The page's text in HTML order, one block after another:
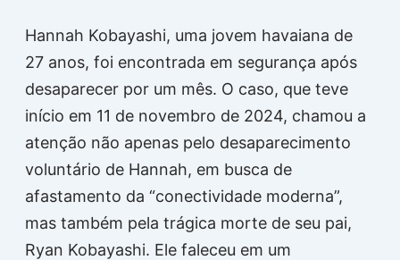
Hannah Kobayashi, uma jovem havaiana de
27 anos, foi encontrada em segurança após
desaparecer por um mês. O caso, que teve
início em 11 de novembro de 2024, chamou a
atenção não apenas pelo desaparecimento
voluntário de Hannah, em busca de
afastamento da “conectividade moderna”,
mas também pela trágica morte de seu pai,
Ryan Kobayashi. Ele faleceu em um